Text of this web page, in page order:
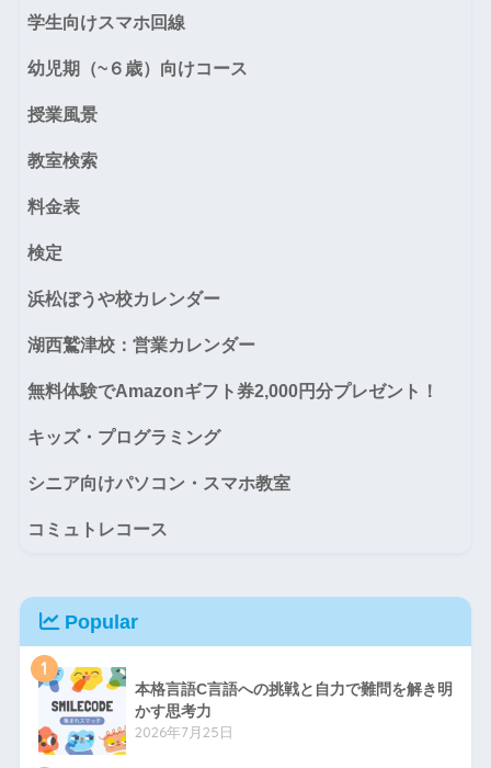
学生向けスマホ回線
幼児期（~６歳）向けコース
授業風景
教室検索
料金表
検定
浜松ぼうや校カレンダー
湖西鷲津校：営業カレンダー
無料体験でAmazonギフト券2,000円分プレゼント！
キッズ・プログラミング
シニア向けパソコン・スマホ教室
コミュトレコース
Popular
1
本格言語C言語への挑戦と自力で難問を解き明
かす思考力
2026年7月25日